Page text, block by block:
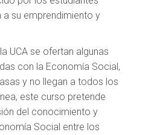
a su emprendimiento y
UCA se ofertan algunas
con la Economía Social,
y no llegan a todos los
este curso pretende
del conocimiento y
Social entre los